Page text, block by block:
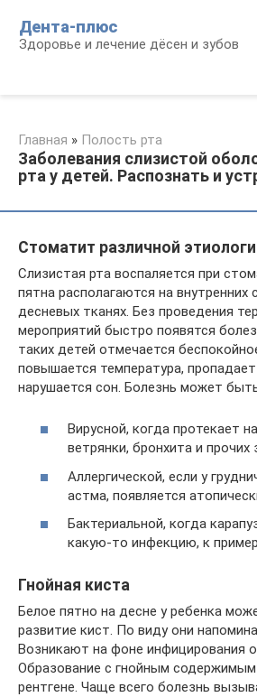
контенту
Дента-плюс
Здоровье и лечение дёсен и зубов
Главная » Полость рта
Заболевания слизистой
рта у детей. Распознать и
Стоматит различной
Слизистая рта воспаляется при
пятна располагаются на внутренних
десневых тканях. Без проведения
мероприятий быстро появятся
таких детей отмечается
повышается температура,
нарушается сон. Болезнь может
Вирусной, когда протекает
ветрянки, бронхита и прочих
Аллергической, если у
астма, появляется
Бактериальной, когда
какую-то инфекцию, к
Гнойная киста
Белое пятно на десне у ребенка
развитие кист. По виду они
Возникают на фоне инфицирования
Образование с гнойным
рентгене. Чаще всего болезнь